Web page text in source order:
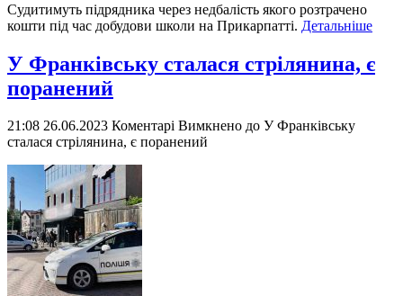
Судитимуть підрядника через недбалість якого розтрачено
кошти під час добудови школи на Прикарпатті. Детальніше
У Франківську сталася стрілянина, є
поранений
21:08 26.06.2023 Коментарі Вимкнено до У Франківську
сталася стрілянина, є поранений